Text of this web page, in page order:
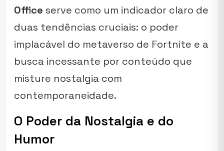
Office serve como um indicador claro de
duas tendências cruciais: o poder
implacável do metaverso de Fortnite e a
busca incessante por conteúdo que
misture nostalgia com
contemporaneidade.
O Poder da Nostalgia e do
Humor